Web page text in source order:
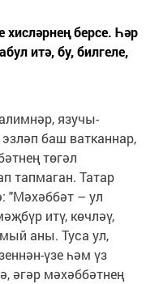
хисләрнең берсе. Һәр
итә, бу, билгеле,
язучы-
баш ватканнар,
төгәл
тапмаган. Татар
"Мәхәббәт – ул
итү, көчләү,
аны. Туса ул,
үзе һәм үз
әгәр мәхәббәтнең